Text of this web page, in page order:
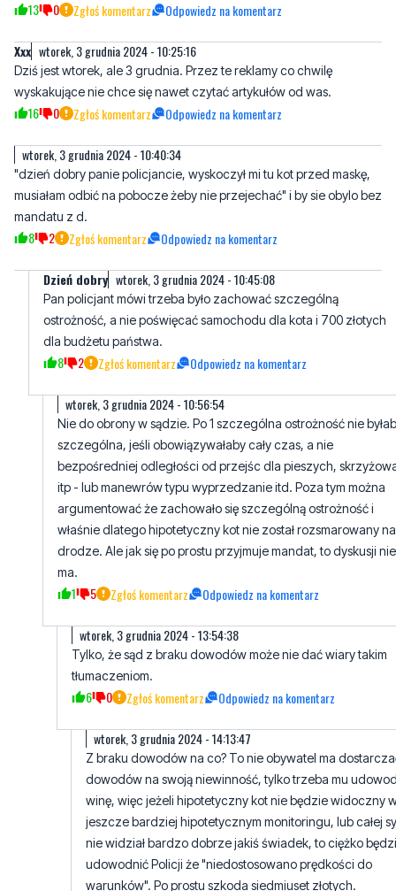
13 0 Zgłoś komentarz Odpowiedz na komentarz
Xxx wtorek, 3 grudnia 2024 - 10:25:16
Dziś jest wtorek, ale 3 grudnia. Przez te reklamy co chwilę
wyskakujące nie chce się nawet czytać artykułów od was.
16 0 Zgłoś komentarz Odpowiedz na komentarz
wtorek, 3 grudnia 2024 - 10:40:34
"dzień dobry panie policjancie, wyskoczył mi tu kot przed maskę,
musiałam odbić na pobocze żeby nie przejechać" i by sie obylo bez
mandatu z d.
8 2 Zgłoś komentarz Odpowiedz na komentarz
Dzień dobry wtorek, 3 grudnia 2024 - 10:45:08
Pan policjant mówi trzeba było zachować szczególną
ostrożność, a nie poświęcać samochodu dla kota i 700 złotych
dla budżetu państwa.
8 2 Zgłoś komentarz Odpowiedz na komentarz
wtorek, 3 grudnia 2024 - 10:56:54
Nie do obrony w sądzie. Po 1 szczególna ostrożność nie
szczególna, jeśli obowiązywałaby cały czas, a nie
bezpośredniej odległości od przejśc dla pieszych,
itp - lub manewrów typu wyprzedzanie itd. Poza tym można
argumentować że zachowało się szczególną ostrożność i
właśnie dlatego hipotetyczny kot nie został rozsmarowany na
drodze. Ale jak się po prostu przyjmuje mandat, to dyskusji nie
ma.
1 5 Zgłoś komentarz Odpowiedz na komentarz
wtorek, 3 grudnia 2024 - 13:54:38
Tylko, że sąd z braku dowodów może nie dać wiary takim
tłumaczeniom.
6 0 Zgłoś komentarz Odpowiedz na komentarz
wtorek, 3 grudnia 2024 - 14:13:47
Z braku dowodów na co? To nie obywatel ma
dowodów na swoją niewinność, tylko trzeba mu
winę, więc jeżeli hipotetyczny kot nie będzie widoczny
jeszcze bardziej hipotetycznym monitoringu, lub całej
nie widział bardzo dobrze jakiś świadek, to ciężko
udowodnić Policji że "niedostosowano prędkości do
warunków". Po prostu szkoda siedmiuset złotych.